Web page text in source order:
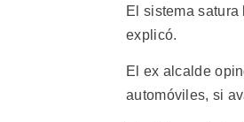
El sistema
explicó.
El ex alcalde
automóviles, si